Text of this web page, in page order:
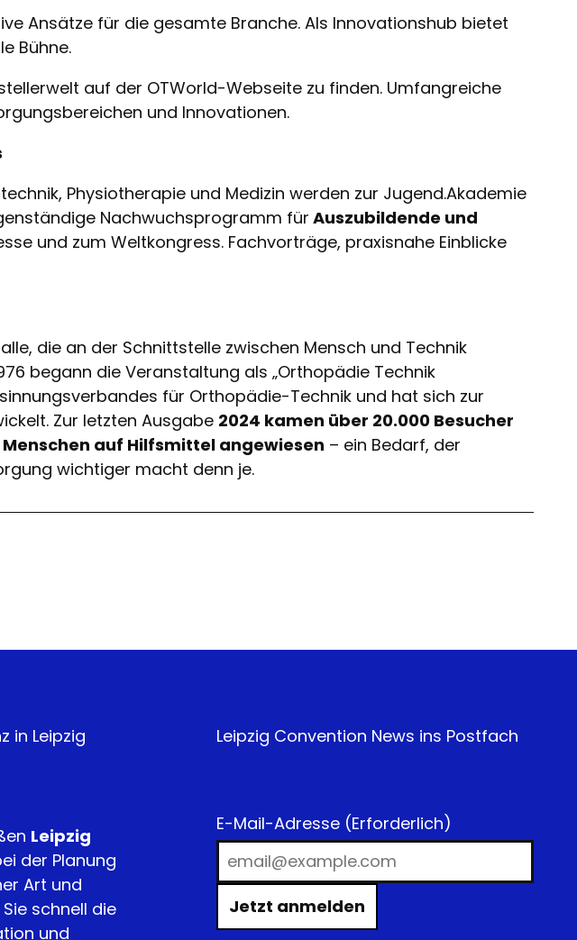
Ansätze für die gesamte Branche. Als Innovationshub bietet
Bühne.
auf der OTWorld-Webseite zu finden. Umfangreiche
und Innovationen.
Physiotherapie und Medizin werden zur Jugend.Akademie
Nachwuchsprogramm für Auszubildende und
und zum Weltkongress. Fachvorträge, praxisnahe Einblicke
die an der Schnittstelle zwischen Mensch und Technik
begann die Veranstaltung als „Orthopädie Technik
für Orthopädie-Technik und hat sich zur
Zur letzten Ausgabe 2024 kamen über 20.000 Besucher
auf Hilfsmittel angewiesen – ein Bedarf, der
wichtiger macht denn je.
in Leipzig
Leipzig
der Planung
Art und
schnell die
und
Leipzig Convention News ins Postfach
E-Mail-Adresse (Erforderlich)
Jetzt anmelden